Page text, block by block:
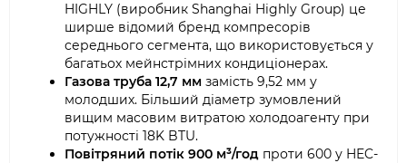
HIGHLY (виробник Shanghai Highly Group) це
ширше відомий бренд компресорів
середнього сегмента, що використовується у
багатьох мейнстрімних кондиціонерах.
Газова труба 12,7 мм замість 9,52 мм у
молодших. Більший діаметр зумовлений
вищим масовим витратою холодоагенту при
потужності 18K BTU.
Повітряний потік 900 м³/год проти 600 у HEC-